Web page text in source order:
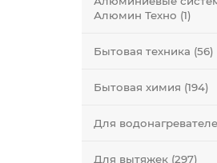
Алюмин Техно (1)
Бытовая техника (56)
Бытовая химия (194)
Для
Для вытяжек (297)